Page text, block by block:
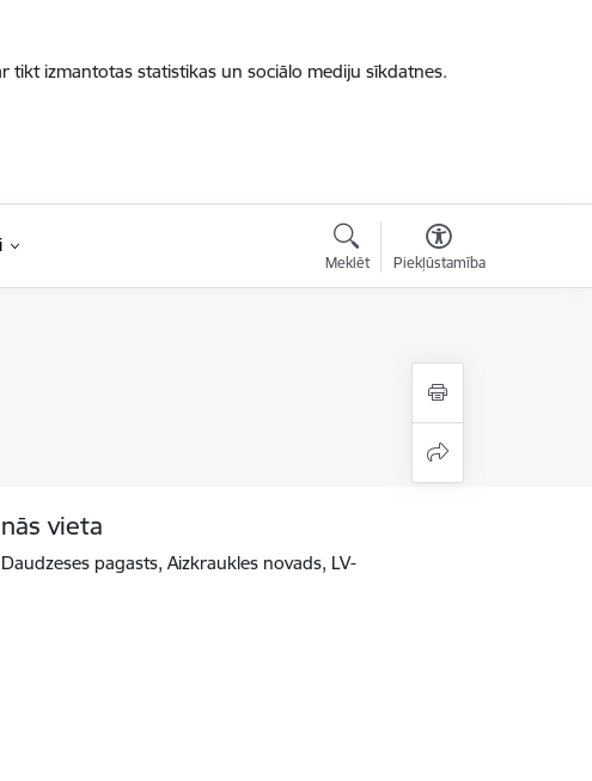
tikt izmantotas statistikas un sociālo mediju sīkdatnes.
Meklēt Piekļūstamība
vieta
pagasts, Aizkraukles novads, LV-